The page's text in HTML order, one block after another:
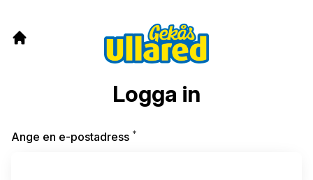
Logga in
Ange en e-postadress *